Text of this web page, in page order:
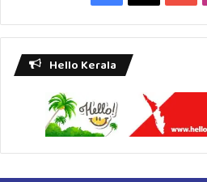
Hello Kerala